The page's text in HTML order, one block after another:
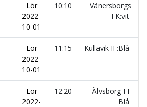
Lör
2022-
10-01
10:10
Vänersborgs
FK:vit
Lör
2022-
10-01
11:15 Kullavik IF:Blå
Lör
2022-
12:20
Älvsborg FF
Blå